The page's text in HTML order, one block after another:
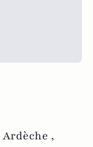
Ardèche ,